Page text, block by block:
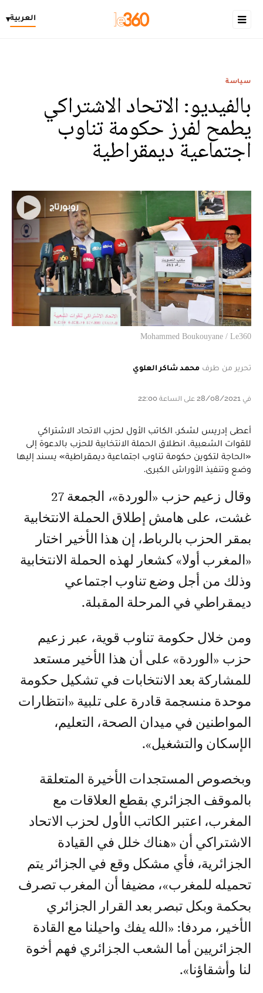
العربية▾
سياسة
بالفيديو: الاتحاد الاشتراكي
يطمح لفرز حكومة تناوب
اجتماعية ديمقراطية
Mohammed Boukouyane / Le360
تحرير من طرف محمد شاكر العلوي
في 28/08/2021 على الساعة 22:00
أعطى إدريس لشكر، الكاتب الأول لحزب الاتحاد الاشتراكي
للقوات الشعبية، انطلاق الحملة الانتخابية للحزب بالدعوة إلى
«الحاجة لتكوين حكومة تناوب اجتماعية ديمقراطية» يسند إليها
وضع وتنفيذ الأوراش الكبرى.
وقال زعيم حزب «الوردة»، الجمعة 27
غشت، على هامش إطلاق الحملة الانتخابية
بمقر الحزب بالرباط، إن هذا الأخير اختار
«المغرب أولا» كشعار لهذه الحملة الانتخابية
وذلك من أجل وضع تناوب اجتماعي
ديمقراطي في المرحلة المقبلة.
ومن خلال حكومة تناوب قوية، عبر زعيم
حزب «الوردة» على أن هذا الأخير مستعد
للمشاركة بعد الانتخابات في تشكيل حكومة
موحدة منسجمة قادرة على تلبية «انتظارات
المواطنين في ميدان الصحة، التعليم،
الإسكان والتشغيل».
وبخصوص المستجدات الأخيرة المتعلقة
بالموقف الجزائري بقطع العلاقات مع
المغرب، اعتبر الكاتب الأول لحزب الاتحاد
الاشتراكي أن «هناك خلل في القيادة
الجزائرية، فأي مشكل وقع في الجزائر يتم
تحميله للمغرب»، مضيفا أن المغرب تصرف
بحكمة وبكل تبصر بعد القرار الجزائري
الأخير، مردفا: «الله يفك واحيلنا مع القادة
الجزائريين أما الشعب الجزائري فهم أخوة
لنا وأشقاؤنا».